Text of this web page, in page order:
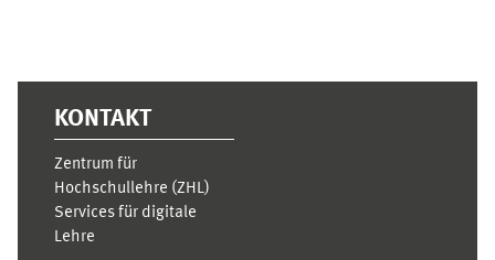
KONTAKT
Zentrum für
Hochschullehre (ZHL)
Services für digitale
Lehre